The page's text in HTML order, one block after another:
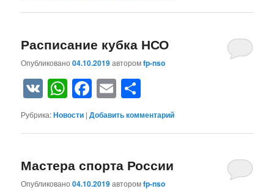
Расписание кубка НСО
Опубликовано04.10.2019авторомfp-nso
VKWhatsApp
Facebook
Email
Рубрика:Новости |Добавить комментарий
Мастера спорта России
Опубликовано04.10.2019авторомfp-nso